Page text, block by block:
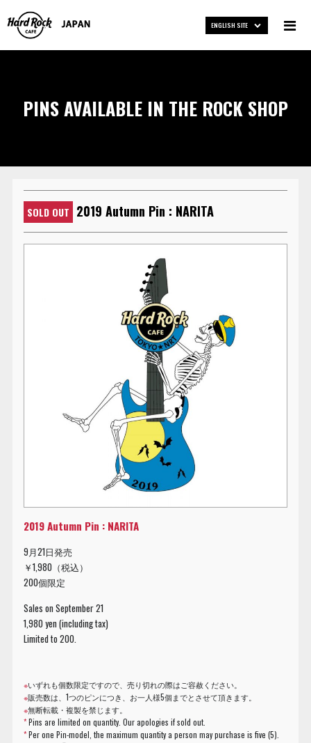
ENGLISH SITE
PINS AVAILABLE IN THE ROCK SHOP
SOLD OUT 2019 Autumn Pin : NARITA
2019 Autumn Pin : NARITA
9月21日発売
￥1,980（税込）
200個限定
Sales on September 21
1,980 yen (including tax)
Limited to 200.
※いずれも個数限定ですので、売り切れの際はご容赦ください。
※販売数は、1つのピンにつき、お一人様5個までとさせて頂きます。
※無断転載・複製を禁じます。
*Pins are limited on quantity. Our apologies if sold out.
*Per one Pin-model, the maximum quantity a person may purchase is five (5).